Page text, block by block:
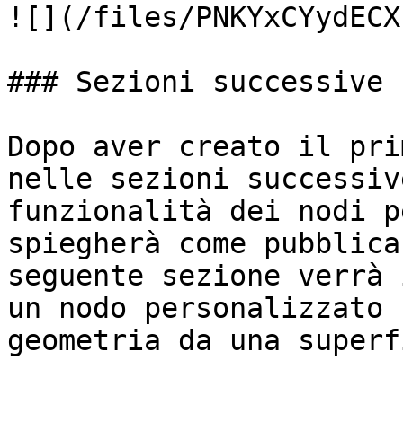
![](/files/
### Sezioni successive
Dopo aver creato il
nelle sezioni
funzionalità dei nodi
spiegherà come
seguente sezione
un nodo